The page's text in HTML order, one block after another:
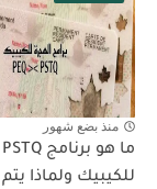
منذ بضع شهور
للكيبيك ولماذا